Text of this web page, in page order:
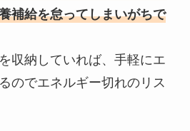
補給を怠ってしまいがちで
収納していれば、手軽にエ
のでエネルギー切れのリス